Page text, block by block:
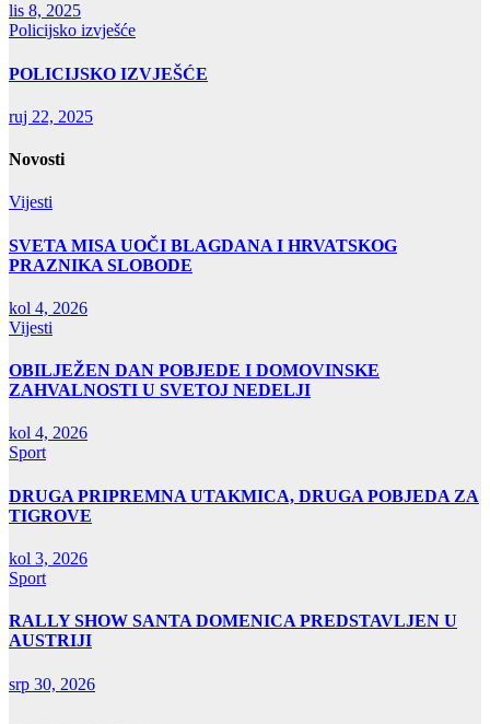
lis 8, 2025
Policijsko izvješće
POLICIJSKO IZVJEŠĆE
ruj 22, 2025
Novosti
Vijesti
SVETA MISA UOČI BLAGDANA I HRVATSKOG
PRAZNIKA SLOBODE
kol 4, 2026
Vijesti
OBILJEŽEN DAN POBJEDE I DOMOVINSKE
ZAHVALNOSTI U SVETOJ NEDELJI
kol 4, 2026
Sport
DRUGA PRIPREMNA UTAKMICA, DRUGA POBJEDA ZA
TIGROVE
kol 3, 2026
Sport
RALLY SHOW SANTA DOMENICA PREDSTAVLJEN U
AUSTRIJI
srp 30, 2026